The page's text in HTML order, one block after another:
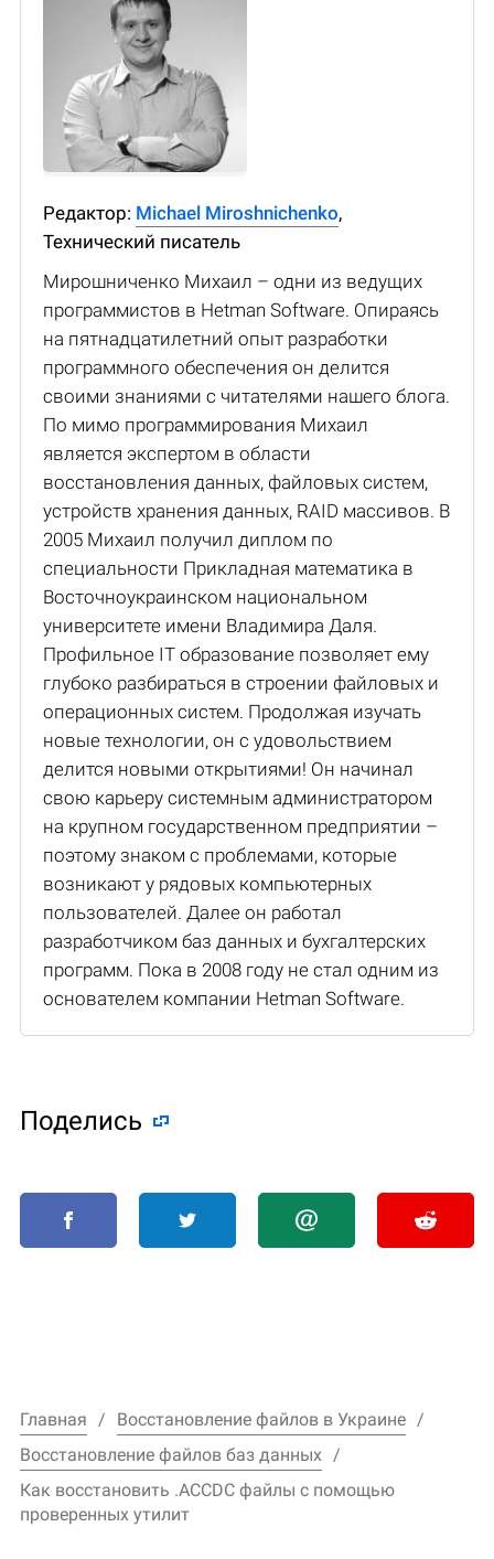
Редактор: Michael Miroshnichenko,
Технический писатель
Мирошниченко Михаил – одни из ведущих
программистов в Hetman Software. Опираясь
на пятнадцатилетний опыт разработки
программного обеспечения он делится
своими знаниями с читателями нашего блога.
По мимо программирования Михаил
является экспертом в области
восстановления данных, файловых систем,
устройств хранения данных, RAID массивов. В
2005 Михаил получил диплом по
специальности Прикладная математика в
Восточноукраинском национальном
университете имени Владимира Даля.
Профильное IT образование позволяет ему
глубоко разбираться в строении файловых и
операционных систем. Продолжая изучать
новые технологии, он с удовольствием
делится новыми открытиями! Он начинал
свою карьеру системным администратором
на крупном государственном предприятии –
поэтому знаком с проблемами, которые
возникают у рядовых компьютерных
пользователей. Далее он работал
разработчиком баз данных и бухгалтерских
программ. Пока в 2008 году не стал одним из
основателем компании Hetman Software.
Поделиcь
Главная
Восстановление файлов в Украине
Восстановление файлов баз данных
Как восстановить .ACCDC файлы с помощью
проверенных утилит